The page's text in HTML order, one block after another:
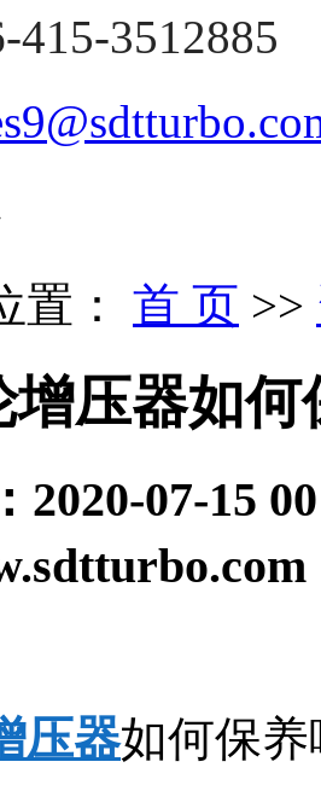
3512885
置： 首 页 >>
增压器如何
2020-07-15
压器如何保养